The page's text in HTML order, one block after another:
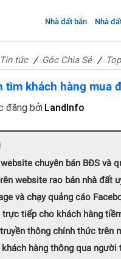
Nhà đất bán Nhà
Tin tức Góc Chia Sẻ
tìm khách hàng mua
đăng bởi LandInfo
chuyên bán BĐS và
website rao bán nhà đất
và chạy quảng cáo
trực tiếp cho khách hàng
thông chính thức trên
hàng thông qua người